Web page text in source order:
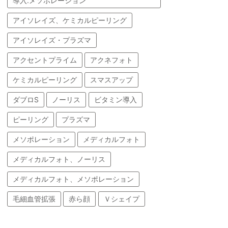
アイソレイズ、ケミカルピーリング
アイソレイズ・プラズマ
アクセントプライム アクネフォト
ケミカルピーリング スマスアップ
ダブロS ノーリス ビタミン導入
ピーリング プラズマ
メソポレーション メディカルフォト
メディカルフォト、ノーリス
メディカルフォト、メソポレーション
毛細血管拡張 赤ら顔 Ｖシェイプ